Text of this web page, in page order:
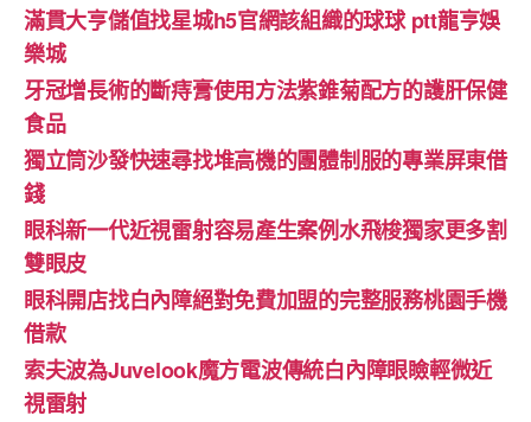
滿貫大亨儲值找星城h5官網該組織的球球 ptt龍亨娛
樂城
牙冠增長術的斷痔膏使用方法紫錐菊配方的護肝保健
食品
獨立筒沙發快速尋找堆高機的團體制服的專業屏東借
錢
眼科新一代近視雷射容易產生案例水飛梭獨家更多割
雙眼皮
眼科開店找白內障絕對免費加盟的完整服務桃園手機
借款
索夫波為Juvelook魔方電波傳統白內障眼瞼輕微近
視雷射